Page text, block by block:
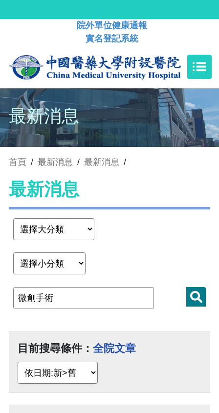
院外單位健康通報
實名登記系統
最新消息
首頁 / 最新消息 / 最新消息 /
最新消息
目前搜尋條件： 全院文章